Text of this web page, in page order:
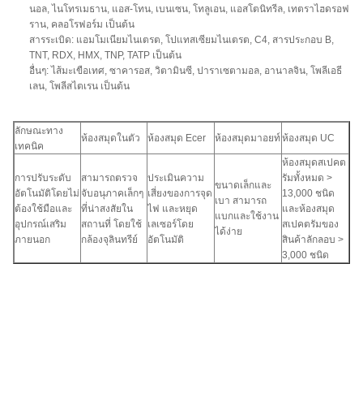
นอล, ไนโทรเมธาน, แอส-โทน, เบนเซน, โทลูเอน, แอสโตนิทรีล, เทตราไฮดรอฟ
ราน, คลอโรฟอร์ม เป็นต้น
สารระเบิด: แอมโมเนียมไนเตรต, โปแทสเซียมไนเตรต, C4, สารประกอบ B,
TNT, RDX, HMX, TNP, TATP เป็นต้น
อื่นๆ: ไส้มะเขือเทศ, ซาคารอส, วิตามินซี, ปาราเซตามอล, อานาลจิน, โพลีเอธี
เลน, โพลีสไตเรน เป็นต้น
ลักษณะทาง
เทคนิค
ห้องสมุดในตัว ห้องสมุด Ecer ห้องสมุดมาอยท์ ห้องสมุด UC
การปรับระดับ
อัตโนมัติโดยไม่
ต้องใช้มือและ
อุปกรณ์เสริม
ภายนอก
สามารถตรวจ
จับอนุภาคเล็กๆ
ที่น่าสงสัยใน
สถานที่ โดยใช้
กล้องจุลินทรีย์
ประเมินความ
เสี่ยงของการจุด
ไฟ และหยุด
เลเซอร์โดย
อัตโนมัติ
ขนาดเล็กและ
เบา สามารถ
แบกและใช้งาน
ได้ง่าย
ห้องสมุดสเปคต
รัมทั้งหมด >
13,000 ชนิด
และห้องสมุด
สเปคตรัมของ
สินค้าลักลอบ >
3,000 ชนิด